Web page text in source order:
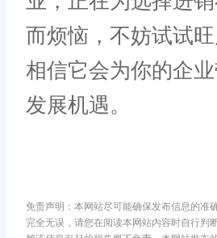
而烦恼，不妨试试旺
相信它会为你的企
发展机遇。
免责声明：本网站尽可能确保发布信息的准
完全无误，请您在阅读本网站内容时自行判